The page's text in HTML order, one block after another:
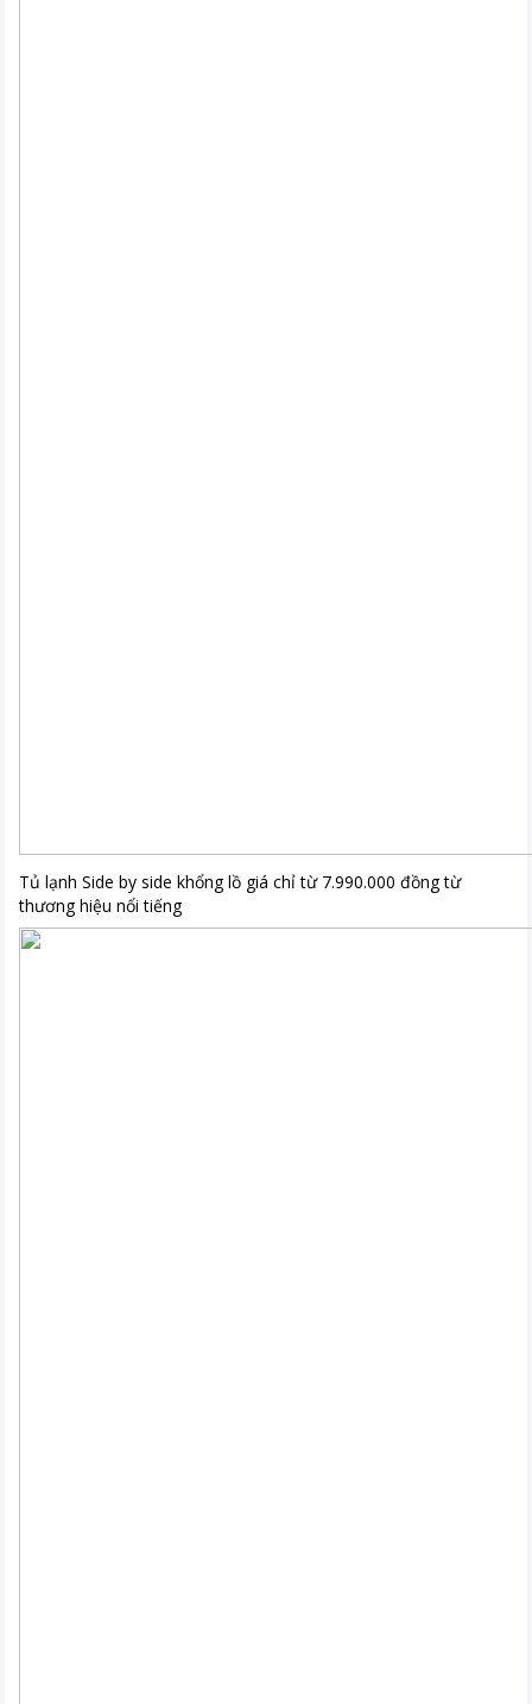
Tủ lạnh Side by side khổng lồ giá chỉ từ 7.990.000 đồng từ
thương hiệu nổi tiếng